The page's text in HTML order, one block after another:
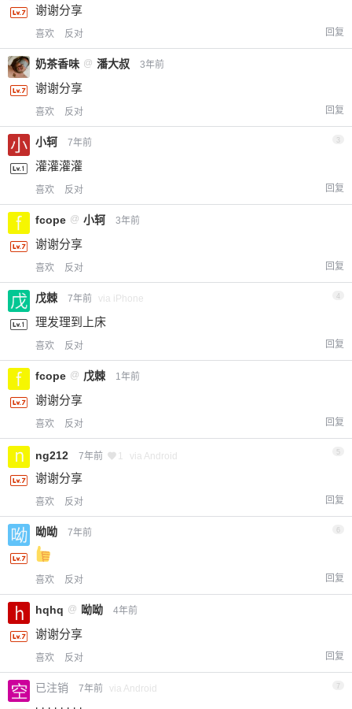
谢谢分享
喜欢 反对 回复
奶茶香味 @ 潘大叔 3年前
谢谢分享
喜欢 反对 回复
小轲 7年前 3
灌灌灌灌
喜欢 反对 回复
fcope @ 小轲 3年前
谢谢分享
喜欢 反对 回复
戊棘 7年前 via iPhone 4
理发理到上床
喜欢 反对 回复
fcope @ 戊棘 1年前
谢谢分享
喜欢 反对 回复
ng212 7年前 1 via Android 5
谢谢分享
喜欢 反对 回复
呦呦 7年前
喜欢 反对 回复
hqhq @ 呦呦 4年前
谢谢分享
喜欢 反对 回复
已注销 7年前 via Android 7